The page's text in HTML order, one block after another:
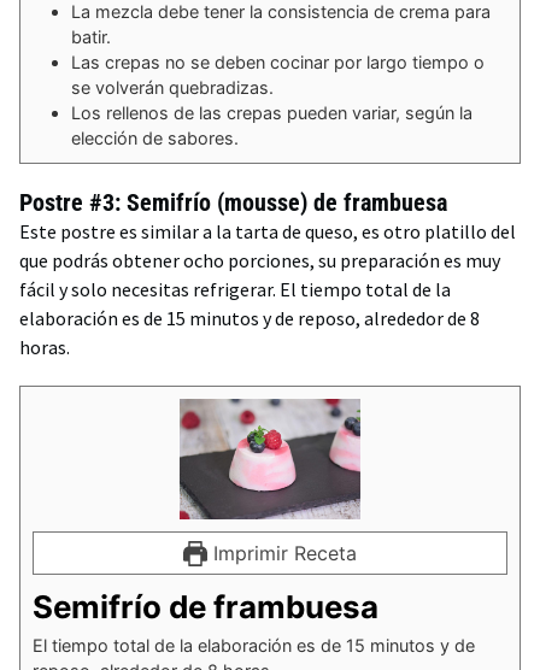
La mezcla debe tener la consistencia de crema para
batir.
Las crepas no se deben cocinar por largo tiempo o
se volverán quebradizas.
Los rellenos de las crepas pueden variar, según la
elección de sabores.
Postre #3: Semifrío (mousse) de frambuesa
Este postre es similar a la tarta de queso, es otro platillo del
que podrás obtener ocho porciones, su preparación es muy
fácil y solo necesitas refrigerar. El tiempo total de la
elaboración es de 15 minutos y de reposo, alrededor de 8
horas.
Imprimir Receta
Semifrío de frambuesa
El tiempo total de la elaboración es de 15 minutos y de